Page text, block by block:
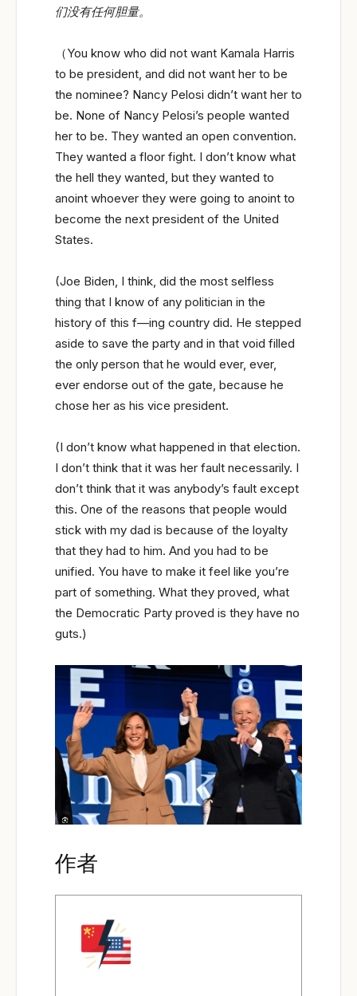
们没有任何胆量。
（You know who did not want Kamala Harris
to be president, and did not want her to be
the nominee? Nancy Pelosi didn’t want her to
be. None of Nancy Pelosi’s people wanted
her to be. They wanted an open convention.
They wanted a floor fight. I don’t know what
the hell they wanted, but they wanted to
anoint whoever they were going to anoint to
become the next president of the United
States.
(Joe Biden, I think, did the most selfless
thing that I know of any politician in the
history of this f—ing country did. He stepped
aside to save the party and in that void filled
the only person that he would ever, ever,
ever endorse out of the gate, because he
chose her as his vice president.
(I don’t know what happened in that election.
I don’t think that it was her fault necessarily. I
don’t think that it was anybody’s fault except
this. One of the reasons that people would
stick with my dad is because of the loyalty
that they had to him. And you had to be
unified. You have to make it feel like you’re
part of something. What they proved, what
the Democratic Party proved is they have no
guts.)
作者